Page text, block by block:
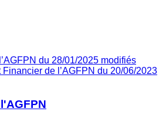
du 28/01/2025 modifiés
Financier de l’AGFPN du 20/06/2023